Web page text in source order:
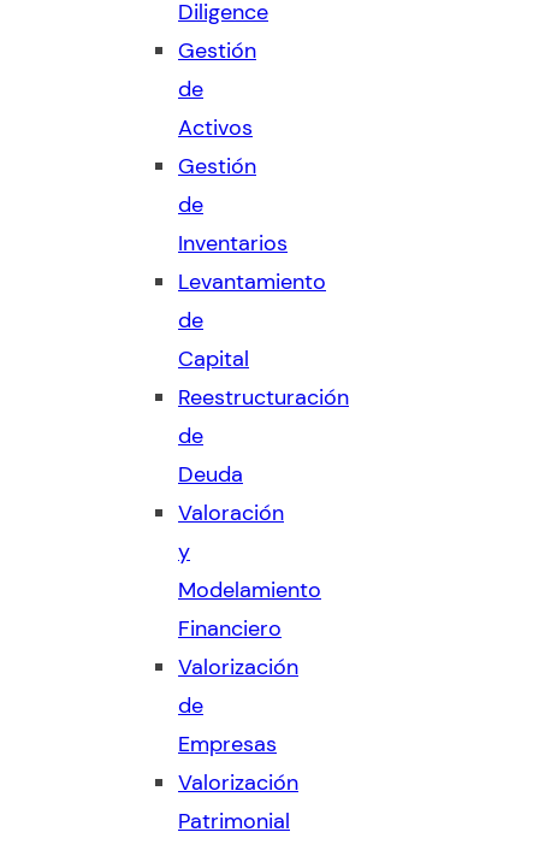
Diligence
Gestión
de
Activos
Gestión
de
Inventarios
Levantamiento
de
Capital
Reestructuración
de
Deuda
Valoración
y
Modelamiento
Financiero
Valorización
de
Empresas
Valorización
Patrimonial